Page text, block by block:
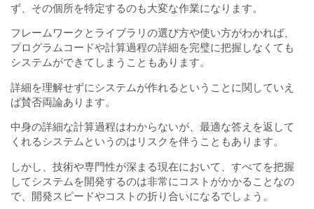
ず、その個所を特定するのも大変な作業になります。
フレームワークとライブラリの選び方や使い方がわかれば、
プログラムコードや計算過程の詳細を完璧に把握しなくても
システムができてしまうこともあります。
詳細を理解せずにシステムが作れるということに関していえ
ば賛否両論あります。
中身の詳細な計算過程はわからないが、最適な答えを返して
くれるシステムというのはリスクを伴うこともあります。
しかし、技術や専門性が深まる現在において、すべてを把握
してシステムを開発するのは非常にコストがかかることなの
で、開発スピードやコストの折り合いになるでしょう。